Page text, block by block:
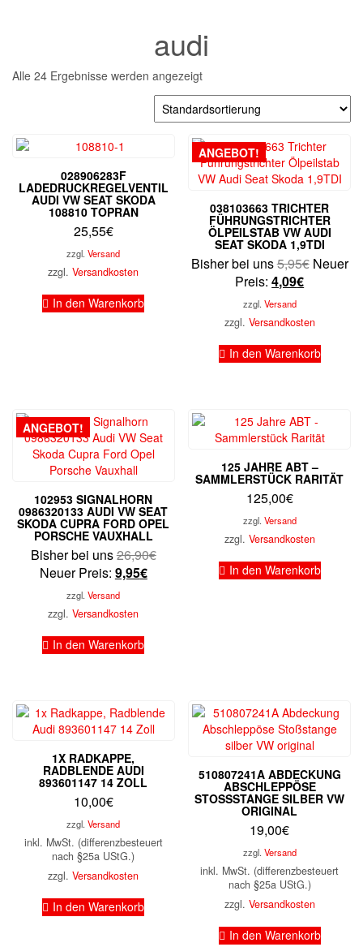
audi
Alle 24 Ergebnisse werden angezeigt
028906283F
LADEDRUCKREGELVENTIL
AUDI VW SEAT SKODA
108810 TOPRAN
25,55€
zzgl.Versand
zzgl.Versandkosten
In den Warenkorb
ANGEBOT!
038103663 TRICHTER
FÜHRUNGSTRICHTER
ÖLPEILSTAB VW AUDI
SEAT SKODA 1,9TDI
Bisher bei uns5,95€
5,95€
Neuer
Preis: 4,09€Aktueller
ist:
zzgl. Versand
zzgl. Versandkosten
In den Warenkorb
ANGEBOT!
102953 SIGNALHORN
0986320133 AUDI VW SEAT
SKODA CUPRA FORD OPEL
PORSCHE VAUXHALL
Bisher bei uns26,90€Ursprünglicher
Neuer Preis: 9,95€Aktueller
zzgl.Versand
zzgl.Versandkosten
In den Warenkorb
125 JAHRE ABT –
SAMMLERSTÜCK RARITÄT
125,00€
zzgl. Versand
zzgl. Versandkosten
In den Warenkorb
1X RADKAPPE,
RADBLENDE AUDI
893601147 14 ZOLL
10,00€
zzgl.Versand
inkl. MwSt. (differenzbesteuert
nach §25a UStG.)
zzgl.Versandkosten
In den Warenkorb
510807241A ABDECKUNG
ABSCHLEPPÖSE
STOSSSTANGE SILBER VW O
RIGINAL
19,00€
zzgl. Versand
inkl. MwSt. (differenzbesteuert
nach §25a UStG.)
zzgl. Versandkosten
In den Warenkorb